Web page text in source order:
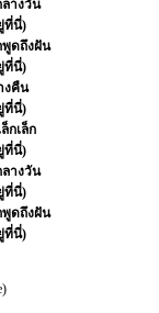
างวัน
ที่นี่)
พูดถึงฝัน
ที่นี่)
งคืน
ที่นี่)
กเล็ก
ที่นี่)
างวัน
ที่นี่)
พูดถึงฝัน
ที่นี่)